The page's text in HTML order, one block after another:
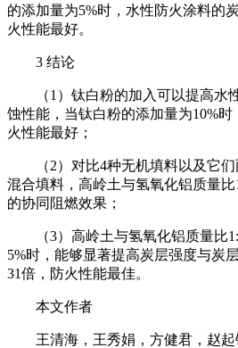
的添加量为5%时，水性防火涂料的
火性能最好。
3 结论
（1）钛白粉的加入可以提高水
蚀性能，当钛白粉的添加量为10%
火性能最好；
（2）对比4种无机填料以及它
混合填料，高岭土与氢氧化铝质量
的协同阻燃效果；
（3）高岭土与氢氧化铝质量比
5%时，能够显著提高炭层强度与炭
31倍，防火性能最佳。
本文作者
王清海，王秀娟，方健君，赵